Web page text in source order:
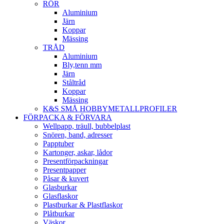
RÖR
Aluminium
Järn
Koppar
Mässing
TRÅD
Aluminium
Bly,tenn mm
Järn
Ståltråd
Koppar
Mässing
K&S SMÅ HOBBYMETALLPROFILER
FÖRPACKA & FÖRVARA
Wellpapp, träull, bubbelplast
Snören, band, adresser
Papptuber
Kartonger, askar, lådor
Presentförpackningar
Presentpapper
Påsar & kuvert
Glasburkar
Glasflaskor
Plastburkar & Plastflaskor
Plåtburkar
Väskor